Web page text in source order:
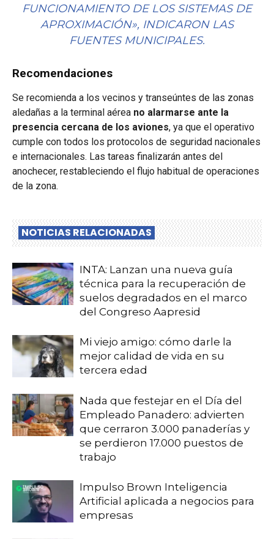
FUNCIONAMIENTO DE LOS SISTEMAS DE
APROXIMACIÓN», INDICARON LAS
FUENTES MUNICIPALES.
Recomendaciones
Se recomienda a los vecinos y transeúntes de las zonas
aledañas a la terminal aérea no alarmarse ante la
presencia cercana de los aviones, ya que el operativo
cumple con todos los protocolos de seguridad nacionales
e internacionales. Las tareas finalizarán antes del
anochecer, restableciendo el flujo habitual de operaciones
de la zona.
NOTICIAS RELACIONADAS
INTA: Lanzan una nueva guía
técnica para la recuperación de
suelos degradados en el marco
del Congreso Aapresid
Mi viejo amigo: cómo darle la
mejor calidad de vida en su
tercera edad
Nada que festejar en el Día del
Empleado Panadero: advierten
que cerraron 3.000 panaderías y
se perdieron 17.000 puestos de
trabajo
Impulso Brown Inteligencia
Artificial aplicada a negocios para
empresas